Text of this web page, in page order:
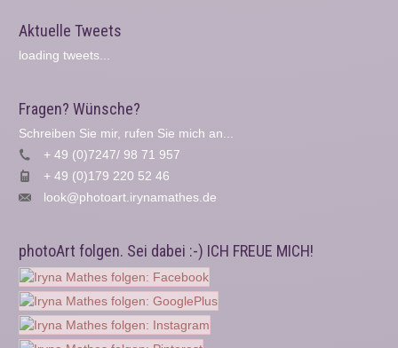
Aktuelle Tweets
loading tweets...
Fragen? Wünsche?
Schreiben Sie mir, rufen Sie mich an...
+ 49 (0)7247/ 98 71 957
+ 49 (0)179 220 52 46
look@photoart.irynamathes.de
photoArt folgen. Sei dabei :-) ICH FREUE MICH!